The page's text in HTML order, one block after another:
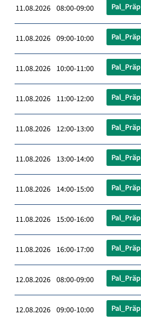
11.08.2026 08:00-09:00 Pal_Präp
11.08.2026 09:00-10:00 Pal_Präp
11.08.2026 10:00-11:00 Pal_Präp
11.08.2026 11:00-12:00 Pal_Präp
11.08.2026 12:00-13:00 Pal_Präp
11.08.2026 13:00-14:00 Pal_Präp
11.08.2026 14:00-15:00 Pal_Präp
11.08.2026 15:00-16:00 Pal_Präp
11.08.2026 16:00-17:00 Pal_Präp
12.08.2026 08:00-09:00 Pal_Präp
12.08.2026 09:00-10:00 Pal_Präp